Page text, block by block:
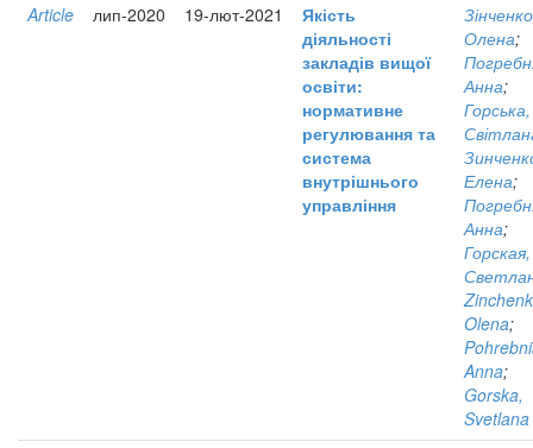
Article
лип-2020 19-лют-2021
Якість
діяльності
закладів вищої
освіти:
нормативне
регулювання та
система
внутрішнього
управління
Олена;
Анна;
Горська,
Елена;
Анна;
Горская,
Olena;
Anna;
Gorska,
Svetlana